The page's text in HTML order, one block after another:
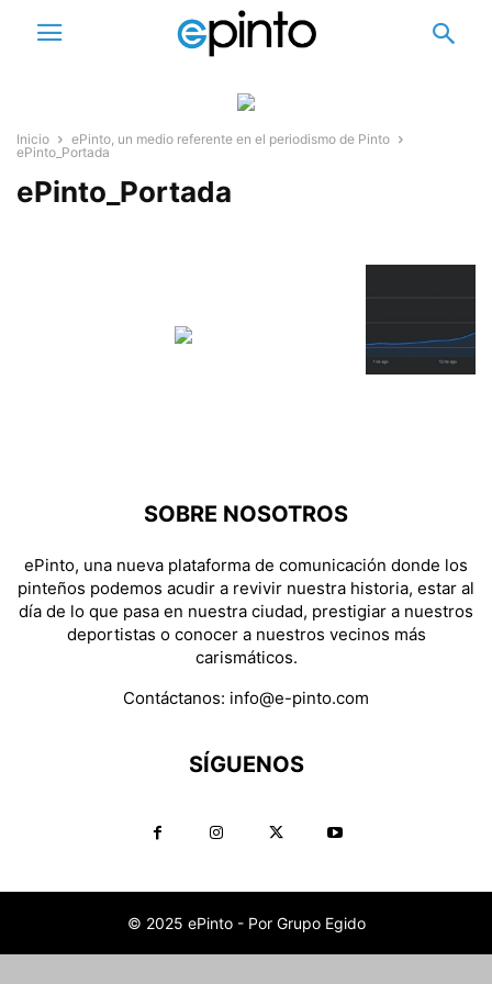
Inicio
ePinto, un medio referente en el periodismo de Pinto
ePinto_Portada
ePinto_Portada
SOBRE NOSOTROS
ePinto, una nueva plataforma de comunicación donde los
pinteños podemos acudir a revivir nuestra historia, estar al
día de lo que pasa en nuestra ciudad, prestigiar a nuestros
deportistas o conocer a nuestros vecinos más
carismáticos.
Contáctanos: info@e-pinto.com
SÍGUENOS
© 2025 ePinto - Por Grupo Egido